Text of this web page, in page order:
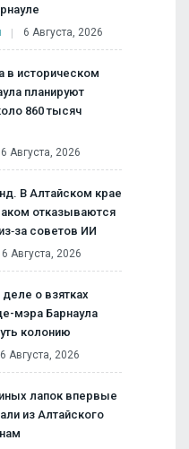
6 Августа, 2026
в историческом
планируют
860 тысяч
6 Августа, 2026
В Алтайском крае
отказываются
советов ИИ
6 Августа, 2026
о взятках
мэра Барнаула
колонию
6 Августа, 2026
лапок впервые
из Алтайского